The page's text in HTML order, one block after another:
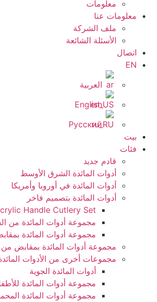
معلومات
معلومات عنا
ملف الشركة
الأسئلة الشائعة
اتصال
EN
العربية
English
Русский
بيت
فئات
قادم جديد
أدوات المائدة الشرق الأوسط
أدوات المائدة في أوروبا وأمريكا
أدوات المائدة بتصميم فاخر
Handle Cutlery Set
مجموعة أدوات المائدة من
مجموعة أدوات المائدة
مجموعة أدوات المائدة بمقابض
مجموعات أخرى من الأدوات
أدوات المائدة الجوية
مجموعة أدوات المائدة
مجموعة أدوات المائدة